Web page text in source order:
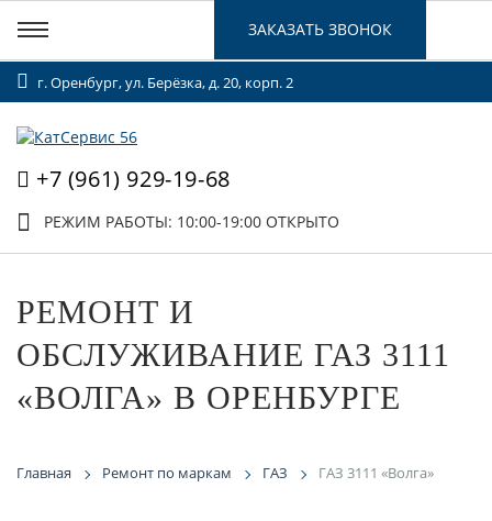
г. Оренбург, ул. Берёзка, д. 20, корп. 2
+7 (961) 929-19-68
РЕЖИМ РАБОТЫ: 10:00-19:00 ОТКРЫТО
ЗАКАЗАТЬ ЗВОНОК
РЕМОНТ И
ОБСЛУЖИВАНИЕ ГАЗ 3111
«ВОЛГА» В ОРЕНБУРГЕ
Главная Ремонт по маркам ГАЗ ГАЗ 3111 «Волга»